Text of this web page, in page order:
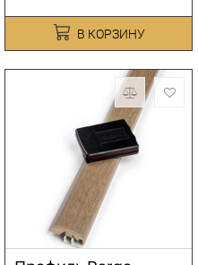
В КОРЗИНУ